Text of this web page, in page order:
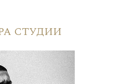
студии